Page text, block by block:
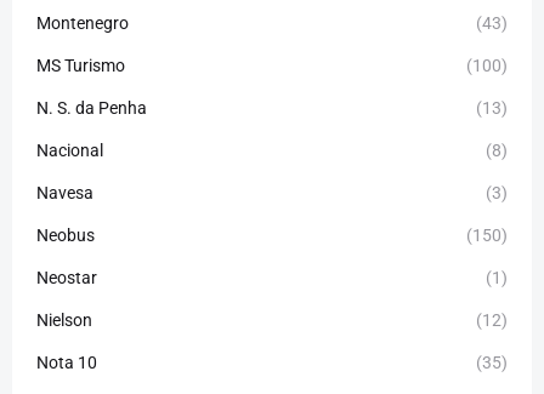
Montenegro (43)
MS Turismo (100)
N. S. da Penha (13)
Nacional (8)
Navesa (3)
Neobus (150)
Neostar (1)
Nielson (12)
Nota 10 (35)